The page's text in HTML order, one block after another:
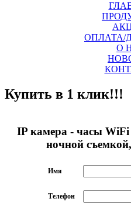
ОПЛАТА/
О
Купить в 1 клик!!!
IP камера - часы
ночной
Имя
Телефон